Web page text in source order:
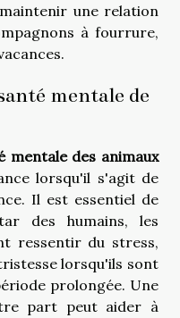
une relation
à fourrure,
mentale de
mentale des animaux
lorsqu'il s'agit de
Il est essentiel de
des humains, les
ressentir du stress,
lorsqu'ils sont
prolongée. Une
part peut aider à